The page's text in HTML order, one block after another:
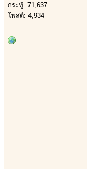
กระทู้: 71,637
โพสต์: 4,934